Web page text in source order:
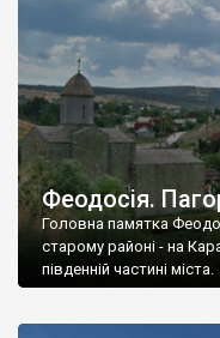
Феодосія.
Головна памятка
старому районі - на
південній частині міста.